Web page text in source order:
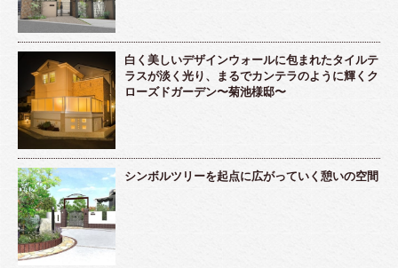
白く美しいデザインウォールに包まれたタイルテ
ラスが淡く光り、まるでカンテラのように輝くク
ローズドガーデン〜菊池様邸〜
シンボルツリーを起点に広がっていく憩いの空間